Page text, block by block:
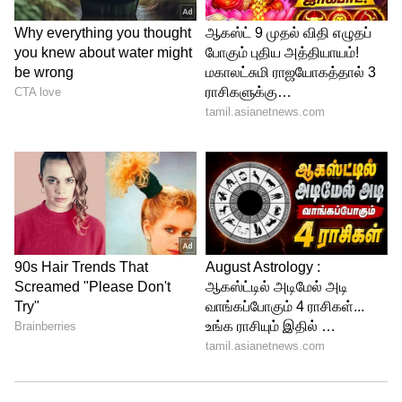
ஹோண்டா NX500: சக்திவாய்ந்த
இன்ஜின்.. அசத்தலான அம்சங்கள்
புதிய ஹோண்டா NX500, சக்திவாய்ந்த
471சிசி, லிக்விட்-கூல்டு, பேரலல்-ட்வின்
இன்ஜின் மூலம் இயக்கப்படுகிறது. இது
8,500 ஆர்பிஎம்மில் 47 ஹெச்பி அதிகபட்ச
சக்தியையும், 6,500 ஆர்பிஎம்மில் 43 என்எம்
டார்க்கையும் உருவாக்குகிறது. இது 6-ஸ்பீடு